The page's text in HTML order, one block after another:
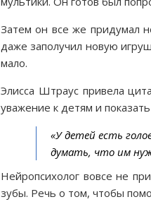
Затем он все же придумал
даже заполучил новую
мало.
Элисса Штраус привела
уважение к детям и
«У детей есть
думать, что им
Нейропсихолог вовсе не
зубы. Речь о том, чтобы